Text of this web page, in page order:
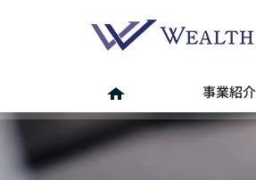
事業紹介